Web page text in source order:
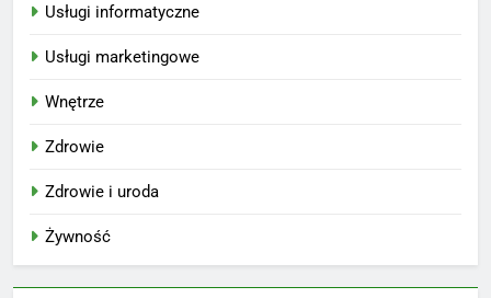
Usługi informatyczne
Usługi marketingowe
Wnętrze
Zdrowie
Zdrowie i uroda
Żywność